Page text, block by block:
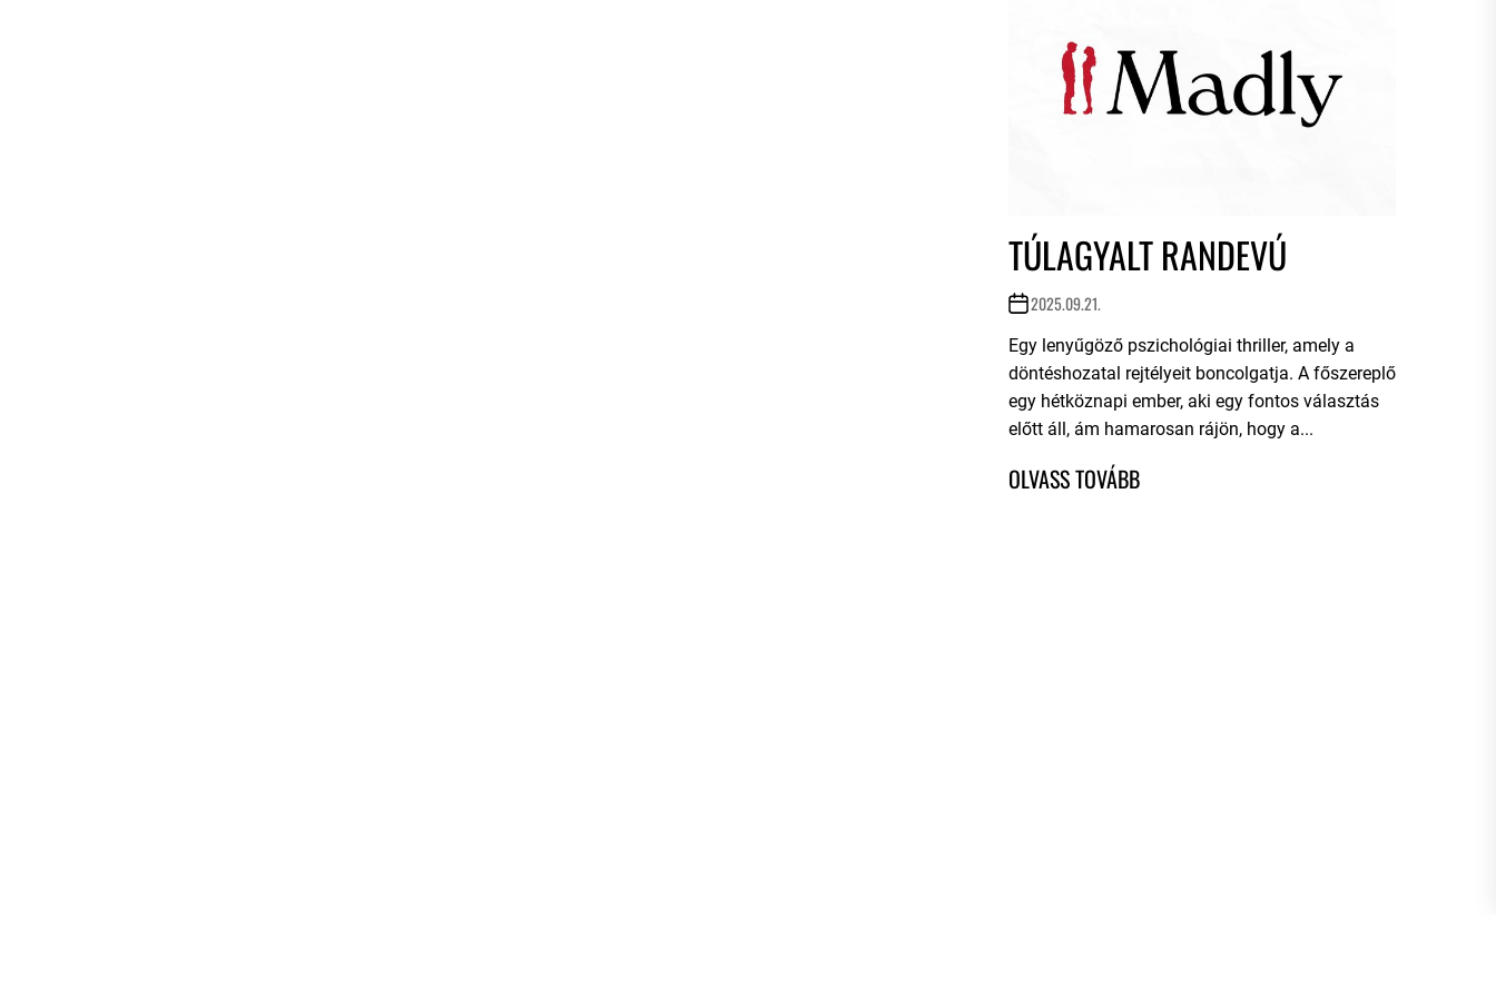
TÚLAGYALT RANDEVÚ
2025.09.21.
Egy lenyűgöző pszichológiai thriller, amely a
döntéshozatal rejtélyeit boncolgatja. A főszereplő
egy hétköznapi ember, aki egy fontos választás
előtt áll, ám hamarosan rájön, hogy a...